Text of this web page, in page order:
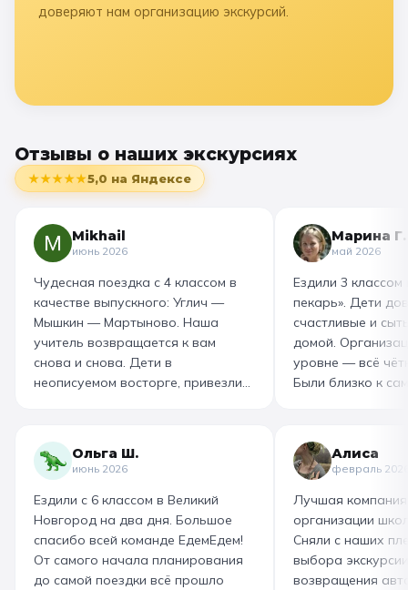
доверяют нам организацию экскурсий.
Отзывы о наших экскурсиях
★★★★★5,0 на Яндексе
Mikhail
июнь 2026
Чудесная поездка с 4 классом в
качестве выпускного: Углич —
Мышкин — Мартыново. Наша
учитель возвращается к вам
снова и снова. Дети в
неописуемом восторге, привезли
маршрут для себя, настолько
интересно и насыщенно было.
Огромная благодарность
организатору! Вы лучшие: от
выбора супер-маршрута, питания,
гостиницы, тайминга, до
интересного экскурсовода и
приятного водителя. Всё на
Марина Г.
май 2026
Ездили 3 классом
пекарь». Дети
счастливые и
домой.
уровне — всё
Были близко к
гигантский
изготовили
слоёного теста,
со скоморохом,
загадками. В
горячие
производстве
вкусный и
Ольга Ш.
июнь 2026
Ездили с 6 классом в Великий
Новгород на два дня. Большое
спасибо всей команде ЕдемЕдем!
От самого начала планирования
до самой поездки всё прошло
Алиса
февраль
Лучшая
организации
Сняли с наших
выбора
возвращения